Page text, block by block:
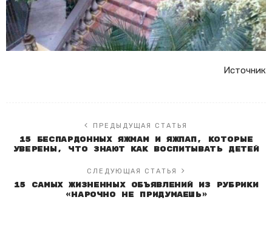
Источник
ПРЕДЫДУЩАЯ СТАТЬЯ
15 беспардонных яЖмам и Яжпап, которые
уверены, что знают как воспитывать детей
СЛЕДУЮЩАЯ СТАТЬЯ
15 самых жизненных объявлений из рубрики
«нарочно не придумаешь»